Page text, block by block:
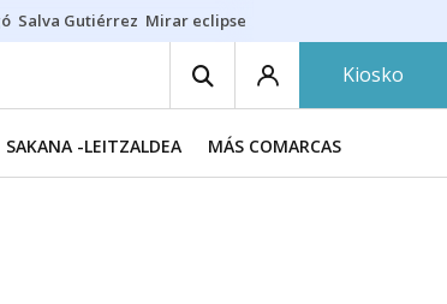
Salva Gutiérrez Mirar eclipse
Kiosko
SAKANA -LEITZALDEA MÁS COMARCAS